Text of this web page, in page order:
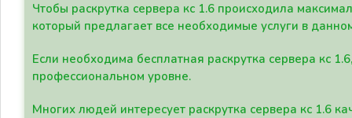
Чтобы раскрутка сервера кс 1.6 происходила
который предлагает все необходимые услуги в
Если необходима бесплатная раскрутка сервера кс
профессиональном уровне.
Многих людей интересует раскрутка сервера кс 1.6